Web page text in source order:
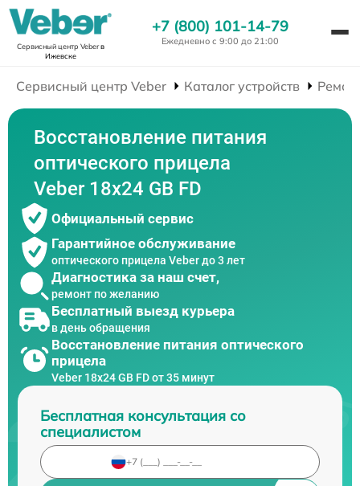
Сервисный центр Veberв
Ижевске
+7 (800) 101-14-79
Ежедневно с 9:00 до 21:00
Сервисный центр Veber Каталог устройств
Восстановление питания
оптического прицела
Veber 18x24 GB FD
Официальный сервис
Гарантийное обслуживание
оптического прицела Veber до 3 лет
Диагностика за наш счет,
ремонт по желанию
Бесплатный выезд курьера
в день обращения
Восстановление питания оптического
прицела
Veber 18x24 GB FD от 35 минут
Бесплатная консультация со
специалистом